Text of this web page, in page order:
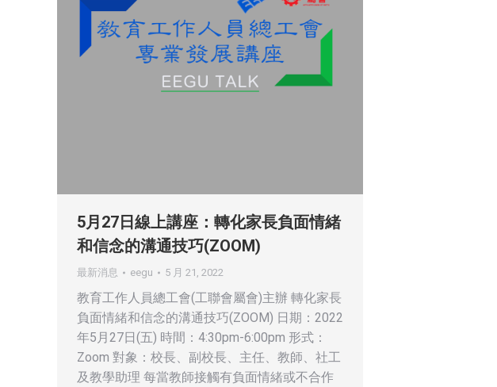
5月27日線上講座：轉化家長負面情緒
和信念的溝通技巧(ZOOM)
最新消息 eegu 5 月 21, 2022
教育工作人員總工會(工聯會屬會)主辦 轉化家長
負面情緒和信念的溝通技巧(ZOOM) 日期：2022
年5月27日(五) 時間：4:30pm-6:00pm 形式：
Zoom 對象：校長、副校長、主任、教師、社工
及教學助理 每當教師接觸有負面情緒或不合作